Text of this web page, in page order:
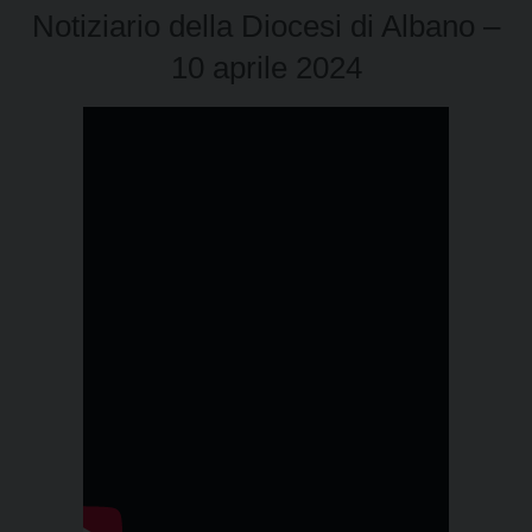
Notiziario della Diocesi di Albano –
10 aprile 2024